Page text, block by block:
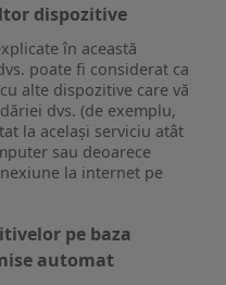
dispozitive
în această
poate fi considerat ca
alte dispozitive care vă
dvs. (de exemplu,
la același serviciu atât
sau deoarece
la internet pe
pe baza
automat